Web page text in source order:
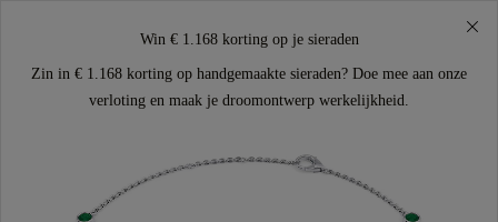
Win € 1.168 korting op je sieraden
Zin in € 1.168 korting op handgemaakte sieraden? Doe mee aan onze
verloting en maak je droomontwerp werkelijkheid.